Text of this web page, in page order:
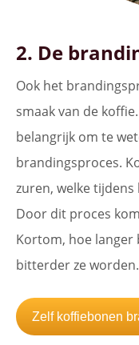
2. De
Ook het
smaak van de
belangrijk om te
brandingsproces.
zuren, welke
Door dit proces
Kortom, hoe langer
bitterder ze worden.
Zelf koffiebonen